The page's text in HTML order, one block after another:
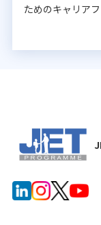
ためのキャリアフ